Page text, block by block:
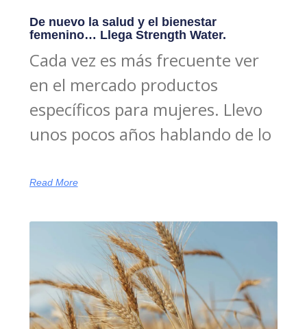
De nuevo la salud y el bienestar
femenino… Llega Strength Water.
Cada vez es más frecuente ver
en el mercado productos
específicos para mujeres. Llevo
unos pocos años hablando de lo
Read More